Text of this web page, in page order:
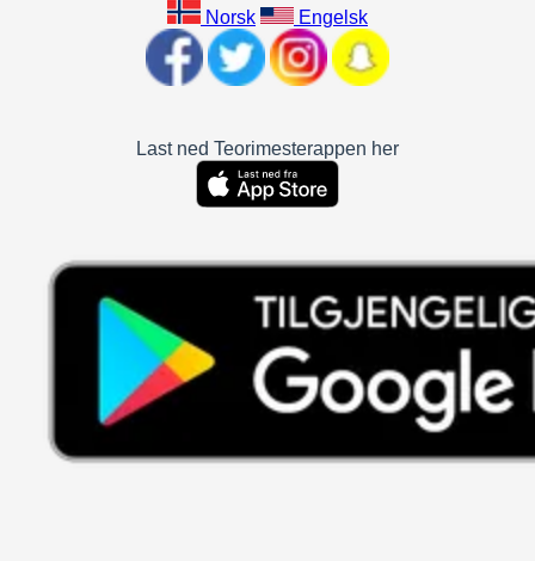
Norsk
Engelsk
Last ned Teorimesterappen her